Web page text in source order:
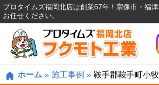
プロタイムズ福岡北店は創業67年！宗像市・福
お任せください。
ホーム » 施工事例 » 鞍手郡鞍手町小